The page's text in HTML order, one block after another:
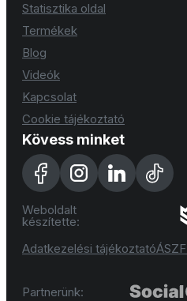
Statisztika oldal
Termékek
Blog
Videók
Kapcsolat
Cookie tájékoztató
Kövess minket
Weboldalt
készítette:
Adatkezelési tájékoztatóÁSZF
Partnerünk: